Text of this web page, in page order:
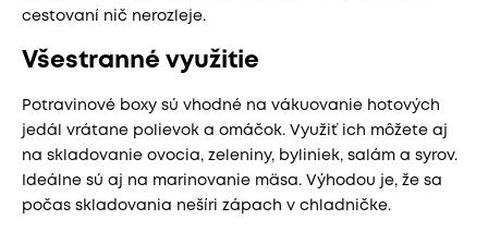
cestovaní nič nerozleje.
Všestranné využitie
Potravinové boxy sú vhodné na vákuovanie hotových
jedál vrátane polievok a omáčok. Využiť ich môžete aj
na skladovanie ovocia, zeleniny, byliniek, salám a syrov.
Ideálne sú aj na marinovanie mäsa. Výhodou je, že sa
počas skladovania nešíri zápach v chladničke.